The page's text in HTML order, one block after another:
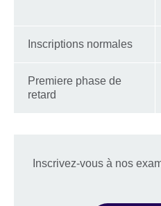
Inscriptions normales
Premiere phase de
retard
Inscrivez-vous à